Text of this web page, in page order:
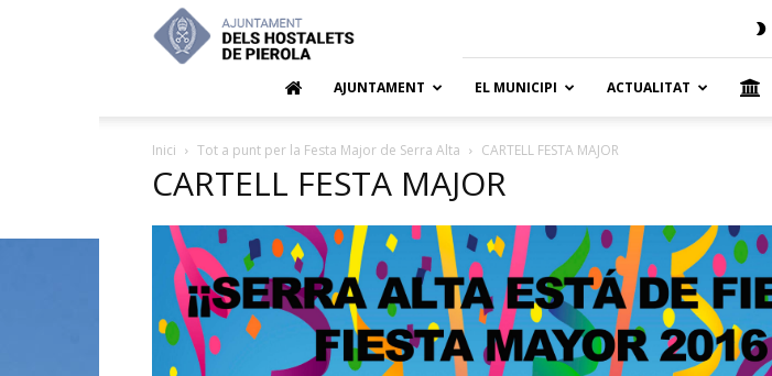
Hostalets
de
AJUNTAMENT EL MUNICIPI ACTUALITAT
Inici Tot a punt per la Festa Major de Serra Alta CARTELL FESTA MAJOR
CARTELL FESTA MAJOR